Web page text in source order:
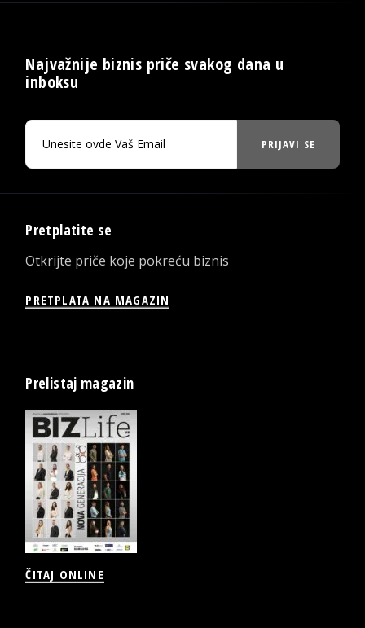
Najvažnije biznis priče svakog dana u
inboksu
PRIJAVI SE
Pretplatite se
Otkrijte priče koje pokreću biznis
PRETPLATA NA MAGAZIN
Prelistaj magazin
ČITAJ ONLINE